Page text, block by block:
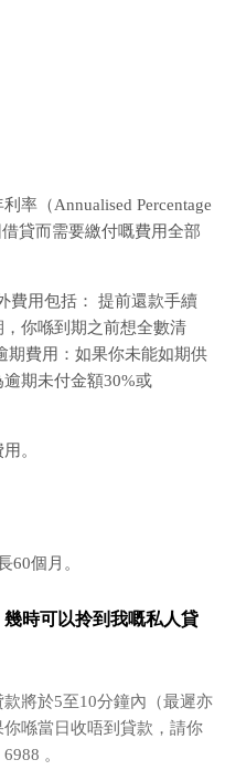
率（Annualised Percentage
貸而需要繳付嘅費用全部
費用包括： 提前還款手續
你喺到期之前想全數清
期費用：如果你未能如期供
期未付金額30%或
。
60個月。
時可以拎到我嘅私人貸
將於5至10分鐘內（最遲亦
喺當日收唔到貸款，請你
。